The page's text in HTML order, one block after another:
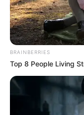
Ambyar! 10
Pakai Bahasa
Galau Abis
BRAINBERRIES
Top 8 People Living